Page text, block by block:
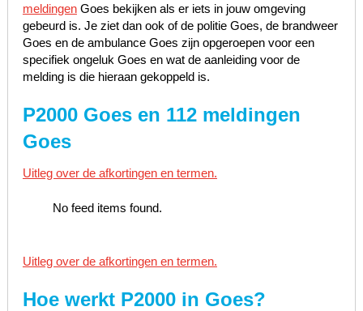
meldingenGoes bekijken als er iets in jouw omgeving
gebeurd is. Je ziet dan ook of de politie Goes, de brandweer
Goes en de ambulance Goes zijn opgeroepen voor een
specifiek ongeluk Goes en wat de aanleiding voor de
melding is die hieraan gekoppeld is.
P2000 Goes en 112 meldingen
Goes
Uitleg over de afkortingen en termen.
No feed items found.
Uitleg over de afkortingen en termen.
Hoe werkt P2000 in Goes?